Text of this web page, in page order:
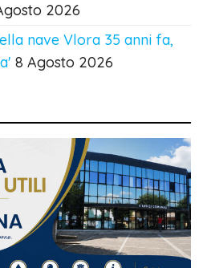
2026
nave Vlora 35 anni fa,
8 Agosto 2026